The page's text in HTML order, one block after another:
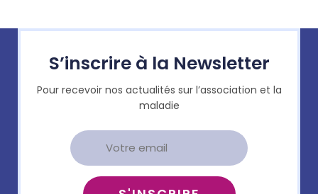
S’inscrire à la Newsletter
Pour recevoir nos actualités sur l’association et la
maladie